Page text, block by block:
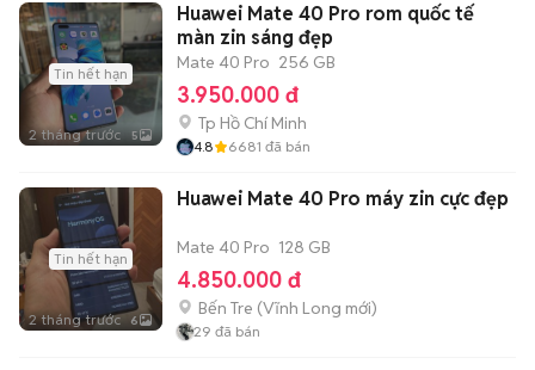
Tin hết hạn
2 tháng trước 5
Huawei Mate 40 Pro rom quốc tế
màn zin sáng đẹp
Mate 40 Pro 256 GB
3.950.000 đ
Tp Hồ Chí Minh
4.8 6681 đã bán
Tin hết hạn
2 tháng trước 6
Huawei Mate 40 Pro máy zin cực đẹp
Mate 40 Pro 128 GB
4.850.000 đ
Bến Tre (Vĩnh Long mới)
29 đã bán